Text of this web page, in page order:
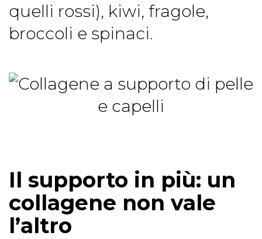
quelli rossi), kiwi, fragole,
broccoli e spinaci.
Il supporto in più: un
collagene non vale
l’altro